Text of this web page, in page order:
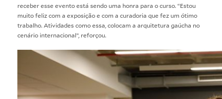
receber esse evento está sendo uma honra para o curso. “Estou
muito feliz com a exposição e com a curadoria que fez um ótimo
trabalho. Atividades como essa, colocam a arquitetura gaúcha no
cenário internacional”, reforçou.